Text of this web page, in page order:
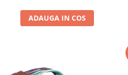
ADAUGA IN COS